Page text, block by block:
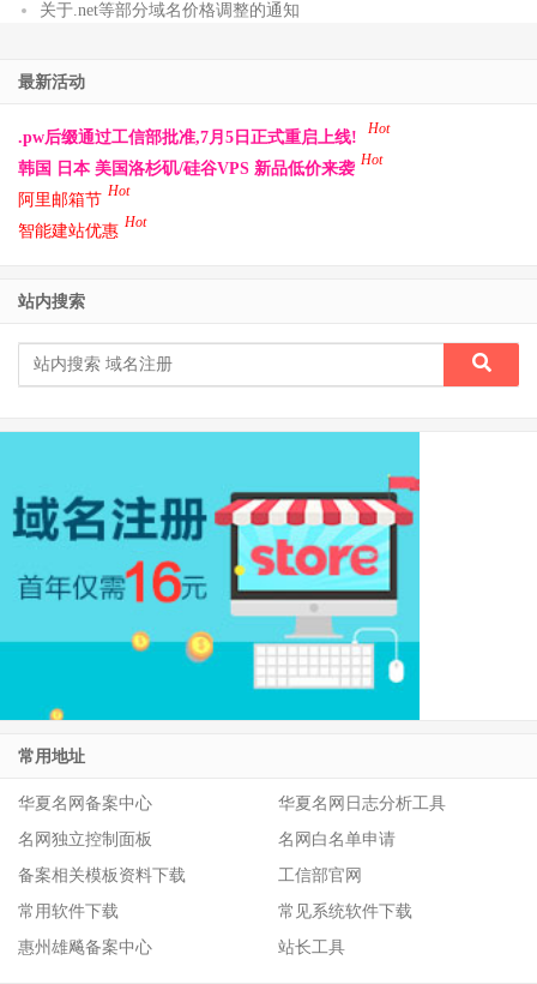
关于.net等部分域名价格调整的通知
最新活动
.pw后缀通过工信部批准,7月5日正式重启上线! Hot
韩国 日本 美国洛杉矶/硅谷VPS 新品低价来袭 Hot
阿里邮箱节 Hot
智能建站优惠 Hot
站内搜索
常用地址
华夏名网备案中心
华夏名网日志分析工具
名网独立控制面板
名网白名单申请
备案相关模板资料下载
工信部官网
常用软件下载
常见系统软件下载
惠州雄飚备案中心
站长工具